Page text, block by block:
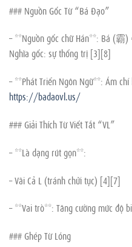
### Nguồn Gốc Từ “Bá Đạo”
– **Nguồn gốc chữ Hán**: Bá (
Nghĩa gốc: sự thống trị [3][8]
– **Phát Triển Ngôn Ngữ**: Ám
https://badaovl.us/
### Giải Thích Từ Viết Tắt “VL”
– **Là dạng rút gọn**:
– Vãi Cả L (tránh chửi tục) [4][7]
– **Vai trò**: Tăng cường mức độ
### Ghép Từ Lóng